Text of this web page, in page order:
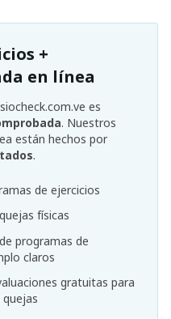
+
en línea
es
. Nuestros
están hechos por
.
de ejercicios
físicas
programas de
claros
gratuitas para